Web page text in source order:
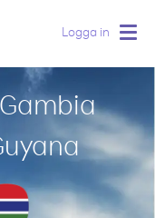
Logga in